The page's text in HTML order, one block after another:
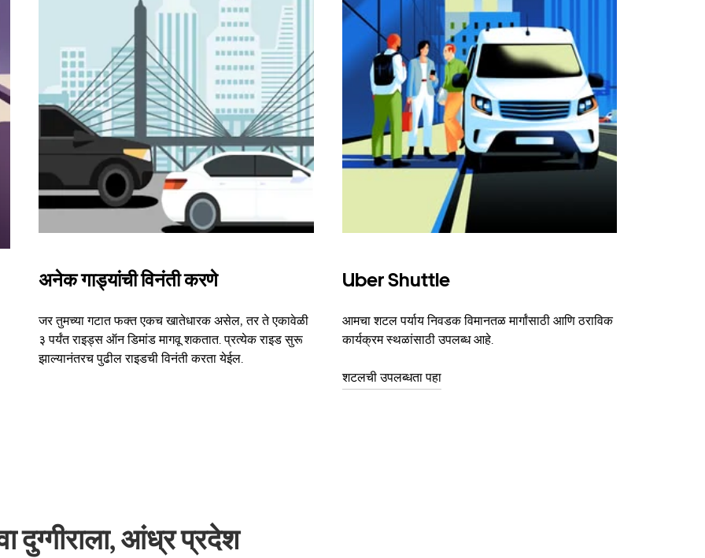
अनेक गाड्यांची विनंती करणे
जर तुमच्या गटात फक्त एकच खातेधारक असेल, तर ते एकावेळी
३ पर्यंत राइड्स ऑन डिमांड मागवू शकतात. प्रत्येक राइड सुरू
झाल्यानंतरच पुढील राइडची विनंती करता येईल.
Uber Shuttle
आमचा शटल पर्याय निवडक विमानतळ मार्गांसाठी आणि ठराविक
कार्यक्रम स्थळांसाठी उपलब्ध आहे.
शटलची उपलब्धता पहा
दुग्गीराला, आंध्र प्रदेश